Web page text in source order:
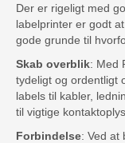
Der er rigeligt med
labelprinter er godt
gode grunde til
Skab overblik: Med
tydeligt og ordentligt
labels til kabler,
til vigtige
Forbindelse: Ved at